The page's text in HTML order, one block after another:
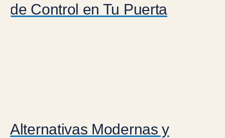
de Control en Tu Puerta
Alternativas Modernas y